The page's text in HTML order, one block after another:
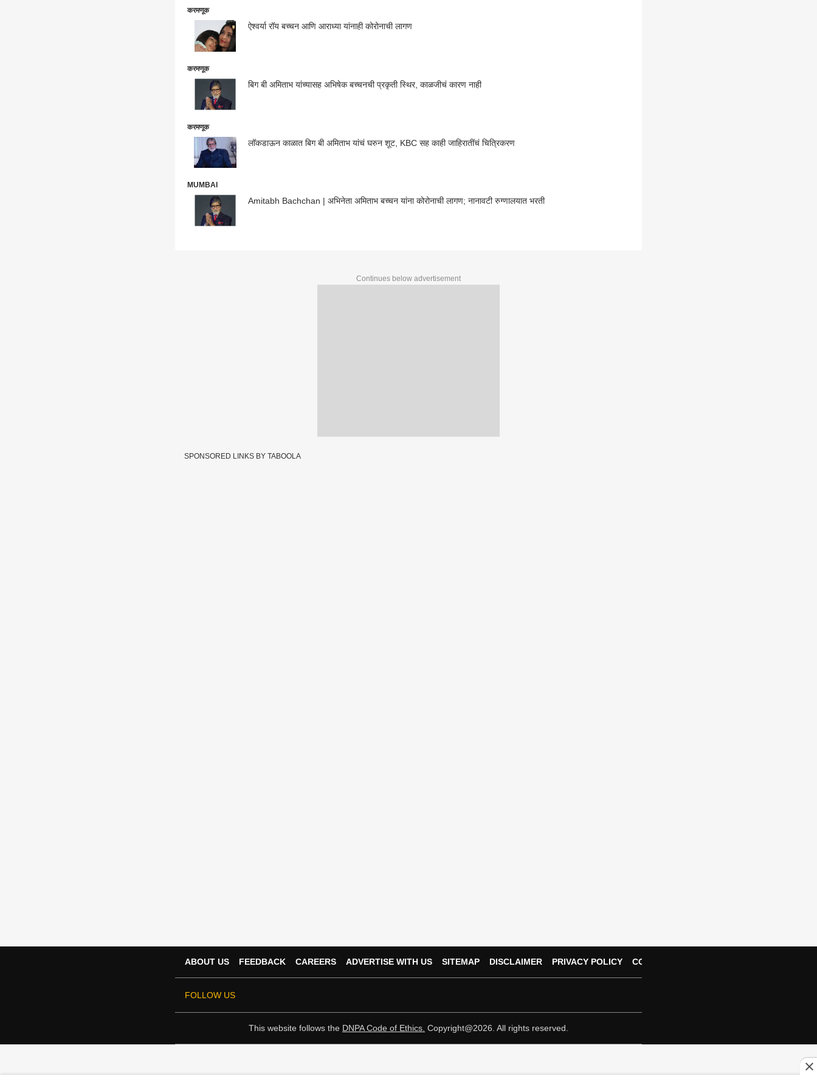
करमणूक
ऐश्वर्या रॉय बच्चन आणि आराध्या यांनाही कोरोनाची लागण
करमणूक
बिग बी अमिताभ यांच्यासह अभिषेक बच्चनची प्रकृती स्थिर, काळजीचं कारण नाही
करमणूक
लॉकडाऊन काळात बिग बी अमिताभ यांचं घरुन शूट, KBC सह काही जाहिरातींचं चित्रिकरण
MUMBAI
Amitabh Bachchan | अभिनेता अमिताभ बच्चन यांना कोरोनाची लागण; नानावटी रुग्णालयात भरती
Continues below advertisement
SPONSORED LINKS BY TABOOLA
ABOUT US FEEDBACK CAREERS ADVERTISE WITH US SITEMAP DISCLAIMER PRIVACY POLICY CONTACT US
FOLLOW US
This website follows the DNPA Code of Ethics. Copyright@2026. All rights reserved.